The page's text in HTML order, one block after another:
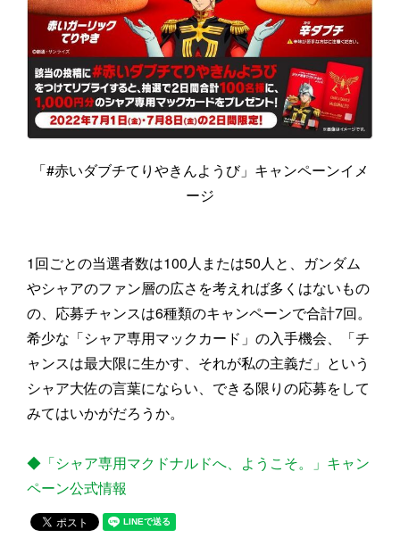
「#赤いダブチてりやきんようび」キャンペーンイメ
ージ
1回ごとの当選者数は100人または50人と、ガンダム
やシャアのファン層の広さを考えれば多くはないもの
の、応募チャンスは6種類のキャンペーンで合計7回。
希少な「シャア専用マックカード」の入手機会、「チ
ャンスは最大限に生かす、それが私の主義だ」という
シャア大佐の言葉にならい、できる限りの応募をして
みてはいかがだろうか。
◆「シャア専用マクドナルドへ、ようこそ。」キャン
ペーン公式情報